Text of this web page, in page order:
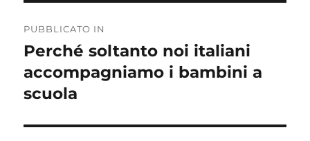
articoli
PUBBLICATO IN
Perché soltanto noi italiani
accompagniamo i bambini a
scuola